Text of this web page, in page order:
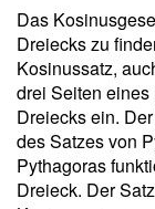
7{,}441
\ \\ h
_b =
\dfrac{
2 \ T }{
b } =
\dfrac{
2 \cdot
Das
Dreiecks zu
Kosinussatz,
drei Seiten
Dreiecks ein.
des Satzes von
Pythagoras
Dreieck. Der